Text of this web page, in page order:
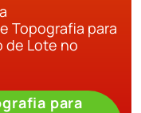
Topografia para
de Lote no
para